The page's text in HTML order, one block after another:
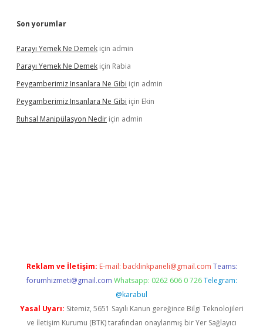
Son yorumlar
Parayı Yemek Ne Demek için admin
Parayı Yemek Ne Demek için Rabia
Peygamberimiz Insanlara Ne Gibi için admin
Peygamberimiz Insanlara Ne Gibi için Ekin
Ruhsal Manipülasyon Nedir için admin
Reklam ve İletişim: E-mail: backlinkpaneli@gmail.com Teams:
forumhizmeti@gmail.com Whatsapp: 0262 606 0 726 Telegram:
@karabul
Yasal Uyarı: Sitemiz, 5651 Sayılı Kanun gereğince Bilgi Teknolojileri
ve İletişim Kurumu (BTK) tarafından onaylanmış bir Yer Sağlayıcı